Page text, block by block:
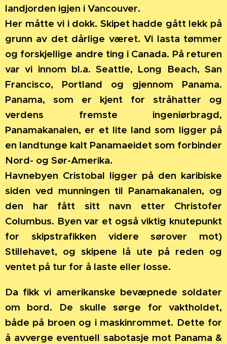
landjorden igjen i Vancouver.
Her måtte vi i dokk. Skipet hadde gått lekk på
grunn av det dårlige været. Vi lasta tømmer
og forskjellige andre ting i Canada. På returen
var vi innom bl.a. Seattle, Long Beach, San
Francisco, Portland og gjennom Panama.
Panama, som er kjent for stråhatter og
verdens fremste ingeniørbragd,
Panamakanalen, er et lite land som ligger på
en landtunge kalt Panamaeidet som forbinder
Nord- og Sør-Amerika.
Havnebyen Cristobal ligger på den karibiske
siden ved munningen til Panamakanalen, og
den har fått sitt navn etter Christofer
Columbus. Byen var et også viktig knutepunkt
for skipstrafikken videre sørover mot)
Stillehavet, og skipene lå ute på reden og
ventet på tur for å laste eller losse.
Da fikk vi amerikanske bevæpnede soldater
om bord. De skulle sørge for vaktholdet,
både på broen og i maskinrommet. Dette for
å avverge eventuell sabotasje mot Panama &